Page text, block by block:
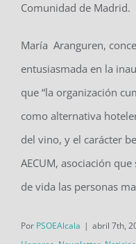
Comunidad de Madrid.
María Aranguren,
entusiasmada en la
que “la organización
como alternativa
del vino, y el carácter
AECUM, asociación
de vida las personas
Por PSOEAlcala | abril 7th,